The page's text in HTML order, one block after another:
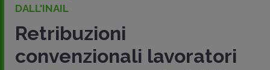
DALL'INAIL
Retribuzioni
convenzionali lavoratori